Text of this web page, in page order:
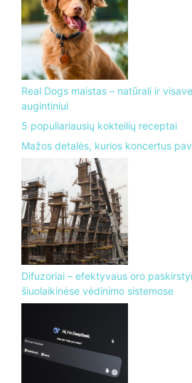
Real Dogs maistas – natūrali ir
augintiniui
5 populiariausių kokteilių receptai
Mažos detalės, kurios koncertus
Difuzoriai – efektyvaus oro
šiuolaikinėse vėdinimo sistemose